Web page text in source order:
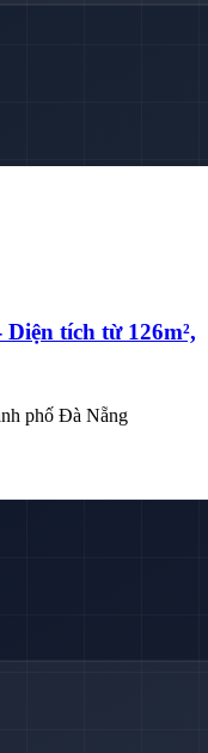
tích từ 126m²,
phố Đà Nẵng